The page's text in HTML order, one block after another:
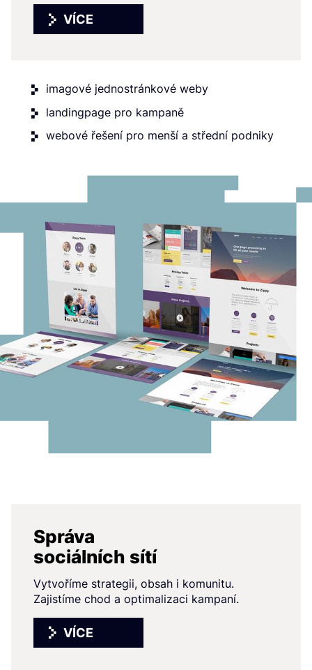
VÍCE
imagové jednostránkové weby
landingpage pro kampaně
webové řešení pro menší a střední podniky
Správa
sociálních sítí
Vytvoříme strategii, obsah i komunitu.
Zajistíme chod a optimalizaci kampaní.
VÍCE